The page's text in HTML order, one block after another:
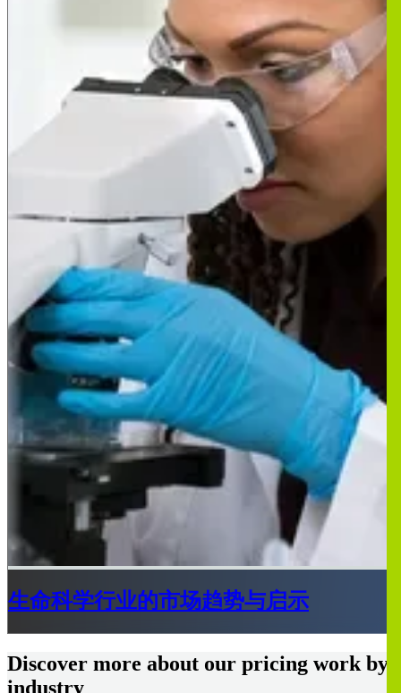
生命科学行业的市场趋势与启示
Discover more about our pricing work by
industry